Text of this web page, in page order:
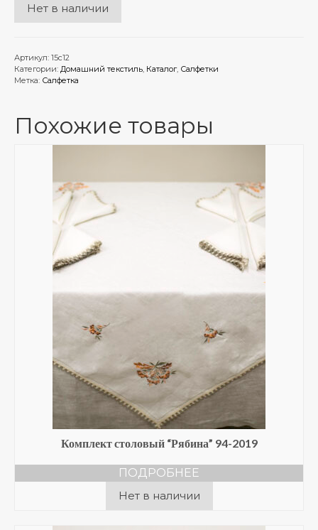
Нет в наличии
Артикул: 15с12
Категории: Домашний текстиль, Каталог, Салфетки
Метка: Салфетка
Похожие товары
Комплект столовый “Рябина” 94-2019
ПОДРОБНЕЕ
Нет в наличии